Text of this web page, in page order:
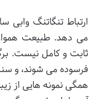
ارتباط تنگاتنگ
می دهد. طبیعت
ثابت و کامل نیست.
فرسوده می شوند، و
همگی نمونه هایی از